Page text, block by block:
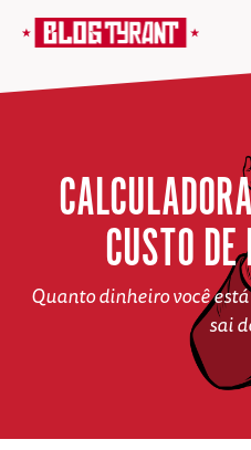
CUSTO
Quanto dinheiro você
sai